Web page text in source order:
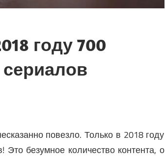
году 700
повезло. Только в 2018 году
безумное количество контента, о